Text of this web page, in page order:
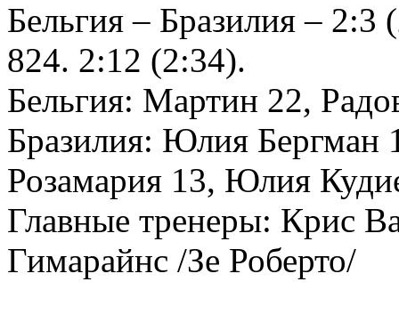
Бельгия – Бразилия –
824. 2:12 (2:34).
Бельгия: Мартин 22,
Бразилия: Юлия Бергман
Розамария 13, Юлия
Главные тренеры: Крис
Гимарайнс /Зе Роберто/